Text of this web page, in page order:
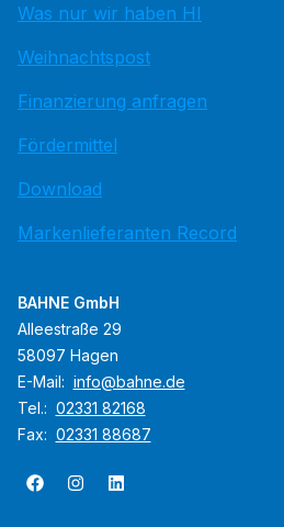
Was nur wir haben HI
Weihnachtspost
Finanzierung anfragen
Fördermittel
Download
Markenlieferanten Record
BAHNE GmbH
Alleestraße 29
58097 Hagen
E-Mail: info@bahne.de
Tel.: 02331 82168
Fax: 02331 88687